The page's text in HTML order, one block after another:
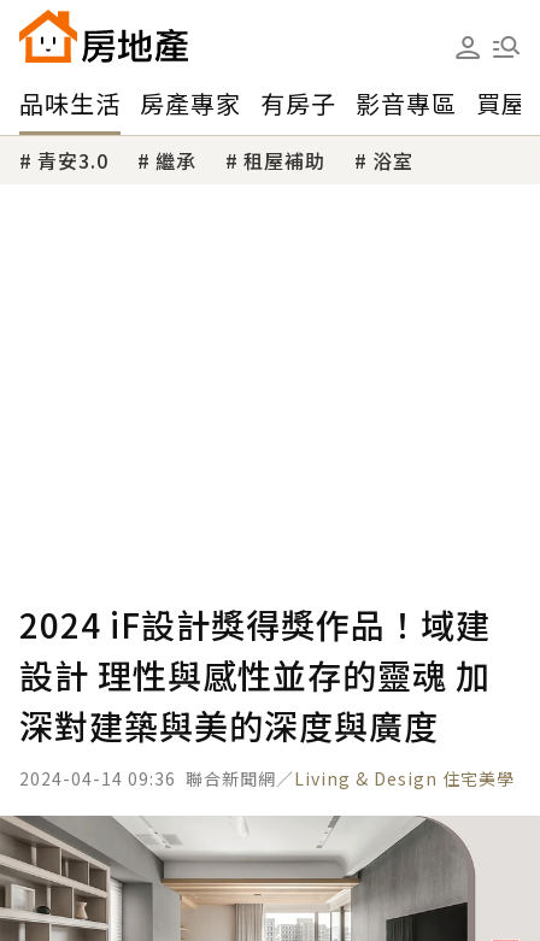
品味生活 房產專家 有房子 影音專區 買屋
青安3.0 繼承 租屋補助 浴室
2024 iF設計獎得獎作品！域建
設計 理性與感性並存的靈魂 加
深對建築與美的深度與廣度
2024-04-14 09:36 聯合新聞網／Living & Design 住宅美學